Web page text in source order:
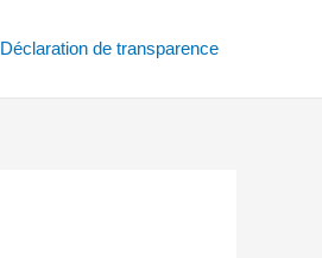
Déclaration de transparence